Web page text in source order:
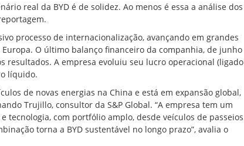
real da BYD é de solidez. Ao menos é essa a análise dos
processo de internacionalização, avançando em grandes
O último balanço financeiro da companhia, de junho
resultados. A empresa evoluiu seu lucro operacional (ligado
líquido.
de novas energias na China e está em expansão global,
Trujillo, consultor da S&P Global. “A empresa tem um
tecnologia, com portfólio amplo, desde veículos de passeios
torna a BYD sustentável no longo prazo”, avalia o